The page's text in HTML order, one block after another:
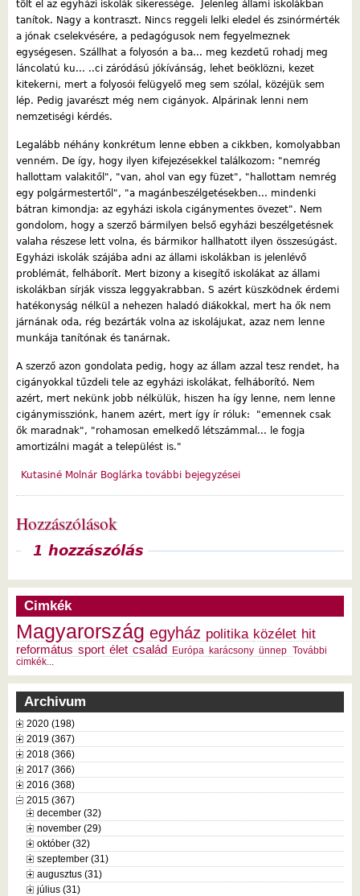
tölt el az egyházi iskolák sikeressége. Jelenleg állami iskolákban
tanítok. Nagy a kontraszt. Nincs reggeli lelki eledel és zsinórmérték
a jónak cselekvésére, a pedagógusok nem fegyelmeznek
egységesen. Szállhat a folyosón a ba... meg kezdetű rohadj meg
láncolatú ku... ..ci záródású jókívánság, lehet beöklözni, kezet
kitekerni, mert a folyosói felügyelő meg sem szólal, közéjük sem
lép. Pedig javarészt még nem cigányok. Alpárinak lenni nem
nemzetiségi kérdés.
Legalább néhány konkrétum lenne ebben a cikkben, komolyabban
venném. De így, hogy ilyen kifejezésekkel találkozom: "nemrég
hallottam valakitől", "van, ahol van egy füzet", "hallottam nemrég
egy polgármestertől", "a magánbeszélgetésekben... mindenki
bátran kimondja: az egyházi iskola cigánymentes övezet". Nem
gondolom, hogy a szerző bármilyen belső egyházi beszélgetésnek
valaha részese lett volna, és bármikor hallhatott ilyen összesúgást.
Egyházi iskolák szájába adni az állami iskolákban is jelenlévő
problémát, felháborít. Mert bizony a kisegítő iskolákat az állami
iskolákban sírják vissza leggyakrabban. S azért küszködnek érdemi
hatékonyság nélkül a nehezen haladó diákokkal, mert ha ők nem
járnának oda, rég bezárták volna az iskolájukat, azaz nem lenne
munkája tanítónak és tanárnak.
A szerző azon gondolata pedig, hogy az állam azzal tesz rendet, ha
cigányokkal tűzdeli tele az egyházi iskolákat, felháborító. Nem
azért, mert nekünk jobb nélkülük, hiszen ha így lenne, nem lenne
cigánymissziónk, hanem azért, mert így ír róluk: "emennek csak
ők maradnak", "rohamosan emelkedő létszámmal... le fogja
amortizálni magát a települést is."
Kutasiné Molnár Boglárka további bejegyzései
Hozzászólások
Megjelenítés
1 hozzászólás
Cimkék
Magyarország egyház politika közélet hit
református sport élet család Európa karácsony ünnep További
cimkék...
Archivum
2020 (198)
2019 (367)
2018 (366)
2017 (366)
2016 (368)
2015 (367)
december (32)
november (29)
október (32)
szeptember (31)
augusztus (31)
július (31)